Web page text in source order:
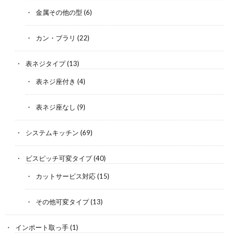
金属その他の型 (6)
カン・ブラリ (22)
表ネジタイプ(13)
表ネジ座付き (4)
表ネジ座なし (9)
システムキッチン (69)
ビスピッチ可変タイプ(40)
カットサービス対応(15)
その他可変タイプ(13)
インポート取っ手(1)